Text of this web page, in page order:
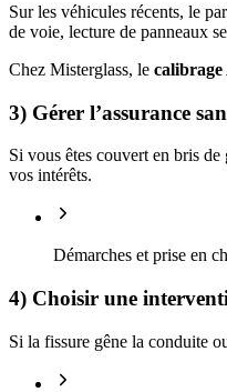
Sur les véhicules récents, le
de voie, lecture de panneaux
Chez Misterglass, le calibrage
3) Gérer l’assurance
Si vous êtes couvert en bris
vos intérêts.
Démarches et prise en
4) Choisir une
Si la fissure gêne la conduite